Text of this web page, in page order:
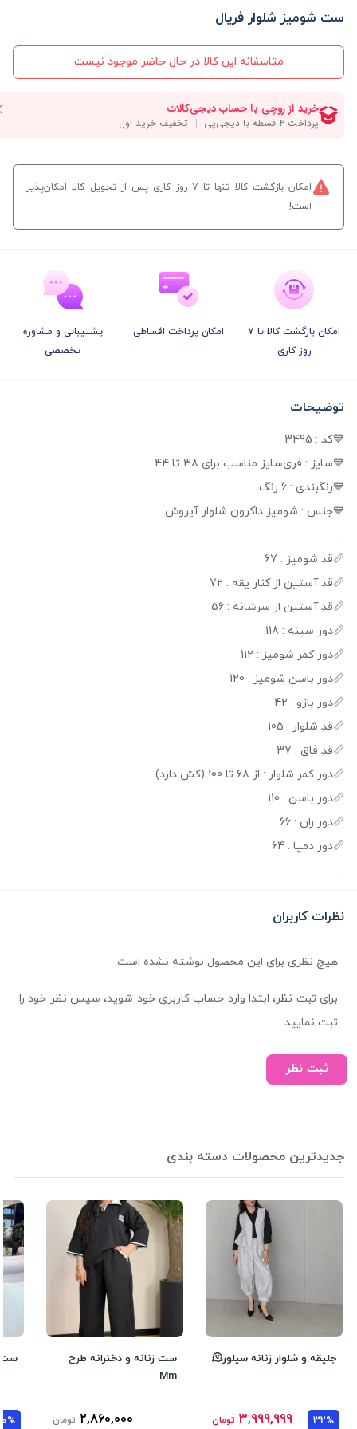
ست شومیز شلوار فریال
متاسفانه این کالا در حال حاضر موجود نیست
امکان بازگشت کالا تنها تا ۷ روز کاری پس از تحویل کالا امکان‌پذیر
است!
امکان بازگشت کالا تا 7
روز کاری
امکان پرداخت اقساطی
پشتیبانی و مشاوره
تخصصی
توضیحات
💙کد : 3495
💙سایز : فری‌سایز مناسب برای 38 تا 44
💙رنگبندی : 6 رنگ
💙جنس : شومیز داکرون شلوار آیروش
.
📏قد شومیز : 67
📏قد آستین از کنار یقه : 72
📏قد آستین از سرشانه : 56
📏دور سینه : 118
📏دور کمر شومیز : 112
📏دور باسن شومیز : 120
📏دور بازو : 42
📏قد شلوار : 105
📏قد فاق : 37
📏دور کمر شلوار : از 68 تا 100 (کش دارد)
📏دور باسن : 110
📏دور ران : 66
📏دور دمپا : 64
.
نظرات کاربران
هیچ نظری برای این محصول نوشته نشده است.
برای ثبت نظر، ابتدا وارد حساب کاربری خود شوید، سپس نظر خود را
ثبت نمایید.
ثبت نظر
جدیدترین محصولات دسته بندی
جلیقه و شلوار زنانه سیلور🫠
32%
3,999,999 تومان
ست زنانه و دخترانه طرح
Mm
2,860,000 تومان
ست
10%